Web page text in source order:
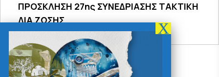
ΠΡΟΣΚΛΗΣΗ 27ης ΣΥΝΕΔΡΙΑΣΗΣ ΤΑΚΤΙΚΗ
ΔΙΑ ΖΩΣΗΣ